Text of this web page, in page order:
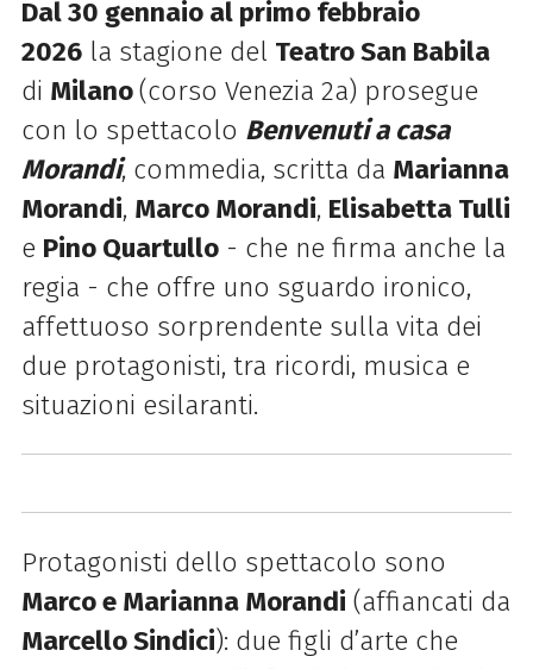
Dal 30 gennaio al primo febbraio
2026la stagione del Teatro San Babila
di Milano(corso Venezia 2a) prosegue
con lo spettacolo Benvenuti a casa
Morandi, commedia, scritta da Marianna
Morandi, Marco Morandi, Elisabetta Tulli
e Pino Quartullo- che ne firma anche la
regia - che offre uno sguardo ironico,
affettuoso sorprendente sulla vita dei
due protagonisti, tra ricordi, musica e
situazioni esilaranti.
Protagonisti dello spettacolo sono
Marco e Marianna Morandi (affiancati da
Marcello Sindici): due figli d’arte che